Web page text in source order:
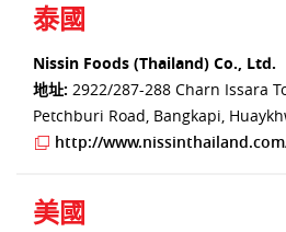
泰國
Nissin Foods (Thailand) Co., Ltd.
地址: 2922/287-288 Charn Issara
Petchburi Road, Bangkapi,
http://
美國